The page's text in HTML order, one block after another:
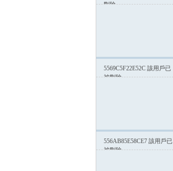
刪除
5569C5F22E52C 該用戶已
被刪除
556AB85E58CE7 該用戶已
被刪除